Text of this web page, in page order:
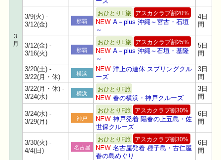
3
月
3/9(火) -
3/12(金)
那覇
おひとりE旅 アスカクラブ割20%
NEW A－plus 沖縄～宮古・石垣
～
4日
間
3/12(金) -
3/16(火)
那覇
おひとりE旅 アスカクラブ割25%
NEW A－plus 沖縄～石垣・基隆
～
5日
間
3/20(土) -
3/22(月・休)
横浜
NEW 洋上の連休 スプリングクル
ーズ
3日
間
3/22(月・休) -
3/24(水)
横浜
おひとりF旅
NEW 春の横浜・神戸クルーズ
3日
間
3/24(水) -
3/29(月)
神戸
おひとりF旅 アスカクラブ割30%
NEW 神戸発着 陽春の上五島・佐
世保クルーズ
6日
間
3/30(火) -
4/4(日)
名古屋
おひとりF旅 アスカクラブ割30%
NEW 名古屋発着 種子島・古仁屋
春の島めぐり
6日
間